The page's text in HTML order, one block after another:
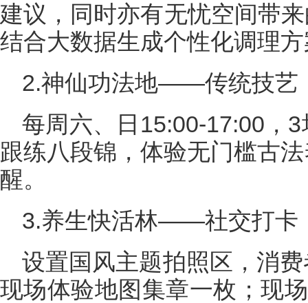
建议，同时亦有无忧空间带
结合大数据生成个性化调理
2.神仙功法地——传统技艺
每周六、日15:00-17:00，
跟练八段锦，体验无门槛古
醒。
3.养生快活林——社交打卡
设置国风主题拍照区，消
现场体验地图集章一枚；现